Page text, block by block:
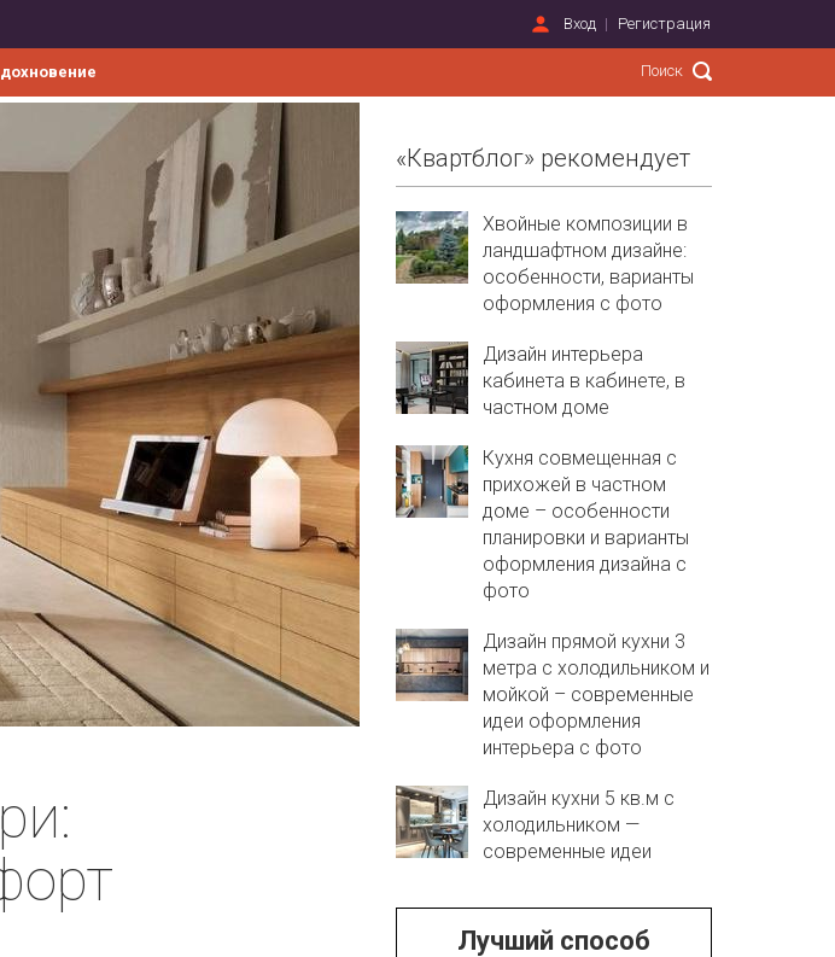
Вход Регистрация
«Квартблог» рекомендует
Хвойные композиции в
ландшафтном дизайне:
особенности, варианты
оформления с фото
Дизайн интерьера
кабинета в кабинете, в
частном доме
Кухня совмещенная с
прихожей в частном
доме – особенности
планировки и варианты
оформления дизайна с
фото
Дизайн прямой кухни 3
метра с холодильником и
мойкой – современные
идеи оформления
интерьера с фото
Дизайн кухни 5 кв.м с
холодильником —
современные идеи
Лучший способ